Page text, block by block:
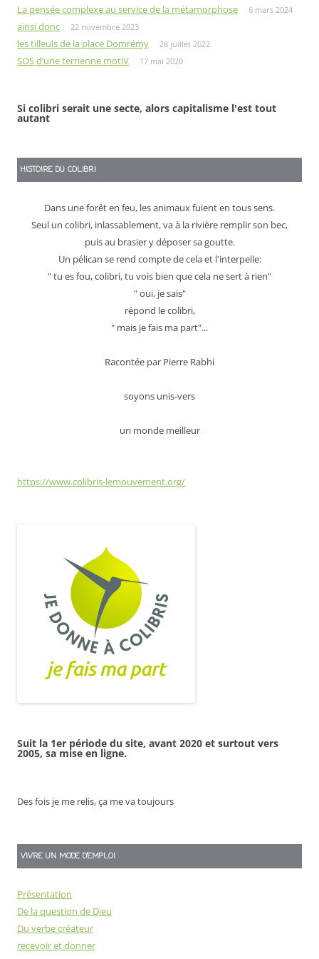
La pensée complexe au service de la métamorphose 6 mars 2024
ainsi donc 22 novembre 2023
les tilleuls de la place Domrémy 28 juillet 2022
SOS d’une terrienne motiV 17 mai 2020
Si colibri serait une secte, alors capitalisme l'est tout
autant
HISTOIRE DU COLIBRI
Dans une forêt en feu, les animaux fuient en tous sens.
Seul un colibri, inlassablement, va à la rivière remplir son bec,
puis au brasier y déposer sa goutte.
Un pélican se rend compte de cela et l'interpelle:
" tu es fou, colibri, tu vois bien que cela ne sert à rien"
" oui, je sais"
répond le colibri,
" mais je fais ma part"...
Racontée par Pierre Rabhi
soyons unis-vers
un monde meilleur
https://www.colibris-lemouvement.org/
Suit la 1er période du site, avant 2020 et surtout vers
2005, sa mise en ligne.
Des fois je me relis, ça me va toujours
VIVRE UN MODE D’EMPLOI
Présentation
De la question de Dieu
Du verbe créateur
recevoir et donner